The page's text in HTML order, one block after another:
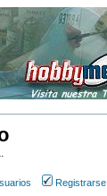
Registrarse